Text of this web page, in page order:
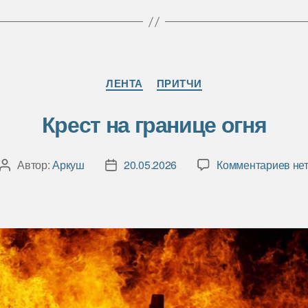
Рубрики
ЛЕНТА ПРИТЧИ
Крест на границе огня
Автор
Автор:Аркуш
Дата20.05.2026 Комментариевкнет